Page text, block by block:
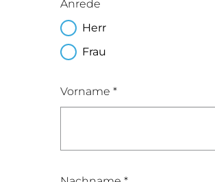
Anrede
Herr
Frau
Vorname *